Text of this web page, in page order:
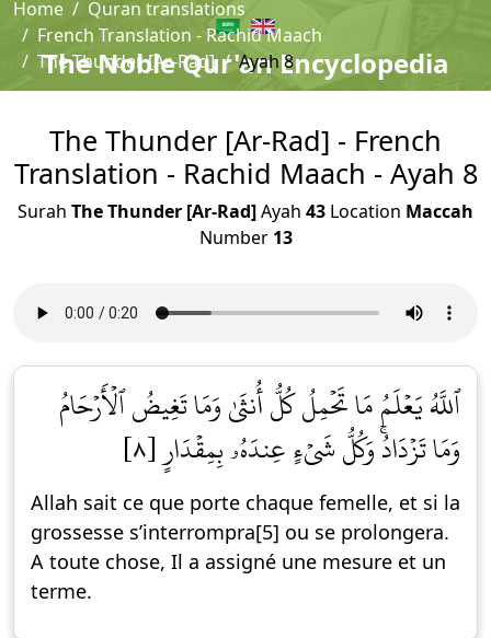
The Noble Qur'an Encyclopedia
Home
Quran translations
French Translation - Rachid Maach
The Thunder [Ar-Rad]
Ayah 8
The Thunder [Ar-Rad] - French
Translation - Rachid Maach - Ayah 8
Surah The Thunder [Ar-Rad]Ayah 43 Location Maccah
Number 13
ٱللَّهُ يَعۡلَمُ مَا تَحۡمِلُ كُلُّ أُنثَىٰ وَمَا تَغِيضُ ٱلۡأَرۡحَامُ
وَمَا تَزۡدَادُۚ وَكُلُّ شَيۡءٍ عِندَهُۥ بِمِقۡدَارٍ [٨]
Allah sait ce que porte chaque femelle, et si la
grossesse s’interrompra[5] ou se prolongera.
A toute chose, Il a assigné une mesure et un
terme.